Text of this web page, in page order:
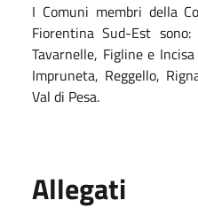
I Comuni membri della
Fiorentina Sud-Est
Tavarnelle, Figline e
Impruneta, Reggello,
Val di Pesa.
Allegati